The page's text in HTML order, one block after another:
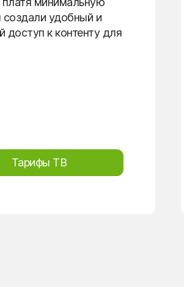
удобный и
доступ к контенту для
Тарифы ТВ